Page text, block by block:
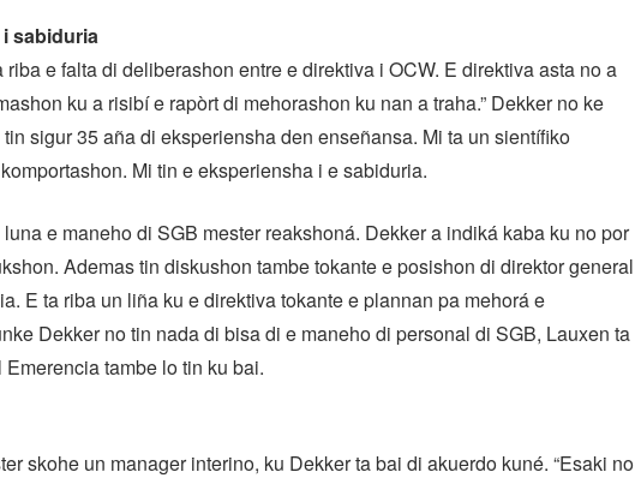
sabiduria
riba e falta di deliberashon entre e direktiva i OCW. E direktiva asta no a
ku a risibí e rapòrt di mehorashon ku nan a traha.” Dekker no ke
sigur 35 aña di eksperiensha den enseñansa. Mi ta un sientífiko
Mi tin e eksperiensha i e sabiduria.
e maneho di SGB mester reakshoná. Dekker a indiká kaba ku no por
Ademas tin diskushon tambe tokante e posishon di direktor general
E ta riba un liña ku e direktiva tokante e plannan pa mehorá e
Dekker no tin nada di bisa di e maneho di personal di SGB, Lauxen ta
Emerencia tambe lo tin ku bai.
skohe un manager interino, ku Dekker ta bai di akuerdo kuné. “Esaki no